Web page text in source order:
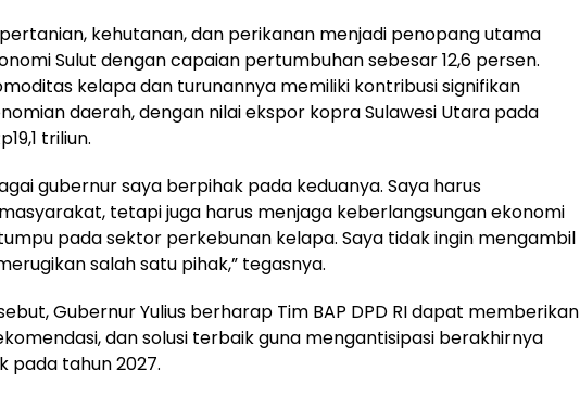
pertanian, kehutanan, dan perikanan menjadi penopang utama
Sulut dengan capaian pertumbuhan sebesar 12,6 persen.
kelapa dan turunannya memiliki kontribusi signifikan
daerah, dengan nilai ekspor kopra Sulawesi Utara pada
triliun.
gubernur saya berpihak pada keduanya. Saya harus
tetapi juga harus menjaga keberlangsungan ekonomi
pada sektor perkebunan kelapa. Saya tidak ingin mengambil
salah satu pihak,” tegasnya.
Gubernur Yulius berharap Tim BAP DPD RI dapat memberikan
dan solusi terbaik guna mengantisipasi berakhirnya
pada tahun 2027.